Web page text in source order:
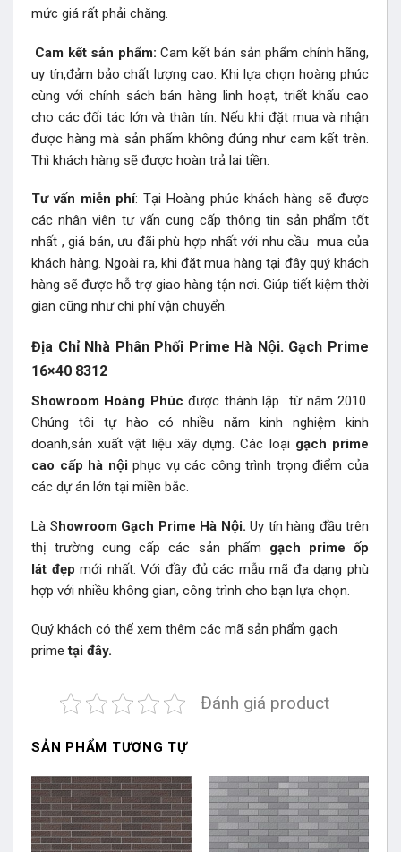
mức giá rất phải chăng.
Cam kết sản phẩm: Cam kết bán sản phẩm chính hãng,
uy tín,đảm bảo chất lượng cao. Khi lựa chọn hoàng phúc
cùng với chính sách bán hàng linh hoạt, triết khấu cao
cho các đối tác lớn và thân tín. Nếu khi đặt mua và nhận
được hàng mà sản phẩm không đúng như cam kết trên.
Thì khách hàng sẽ được hoàn trả lại tiền.
Tư vấn miễn phí: Tại Hoàng phúc khách hàng sẽ được
các nhân viên tư vấn cung cấp thông tin sản phẩm tốt
nhất , giá bán, ưu đãi phù hợp nhất với nhu cầu mua của
khách hàng. Ngoài ra, khi đặt mua hàng tại đây quý khách
hàng sẽ được hỗ trợ giao hàng tận nơi. Giúp tiết kiệm thời
gian cũng như chi phí vận chuyển.
Địa Chỉ Nhà Phân Phối Prime Hà Nội. Gạch Prime
16×40 8312
Showroom Hoàng Phúc được thành lập từ năm 2010.
Chúng tôi tự hào có nhiều năm kinh nghiệm kinh
doanh,sản xuất vật liệu xây dựng. Các loại gạch prime
cao cấp hà nộiphục vụ các công trình trọng điểm của
các dự án lớn tại miền bắc.
Là Showroom Gạch Prime Hà Nội. Uy tín hàng đầu trên
thị trường cung cấp các sản phẩm gạch prime ốp
lát đẹp mới nhất. Với đầy đủ các mẫu mã đa dạng phù
hợp với nhiều không gian, công trình cho bạn lựa chọn.
Quý khách có thể xem thêm các mã sản phẩm gạch
primetại đây.
Đánh giá product
SẢN PHẨM TƯƠNG TỰ